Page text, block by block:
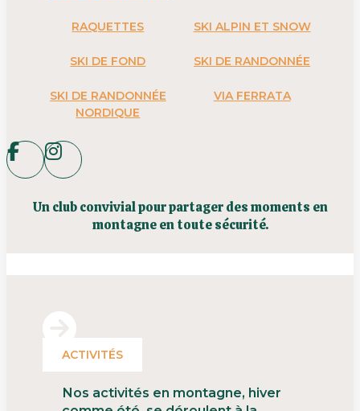
RAQUETTES SKI ALPIN ET SNOW
SKI DE FOND SKI DE RANDONNÉE
SKI DE RANDONNÉE
NORDIQUE
VIA FERRATA
Un club convivial pour partager des moments en
montagne en toute sécurité.
ACTIVITÉS
Nos activités en montagne, hiver